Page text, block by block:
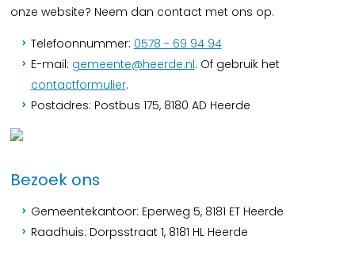
onze website? Neem dan contact met ons op.
Telefoonnummer: 0578 - 69 94 94
E-mail: gemeente@heerde.nl. Of gebruik het
contactformulier.
Postadres: Postbus 175, 8180 AD Heerde
Bezoek ons
Gemeentekantoor: Eperweg 5, 8181 ET Heerde
Raadhuis: Dorpsstraat 1, 8181 HL Heerde